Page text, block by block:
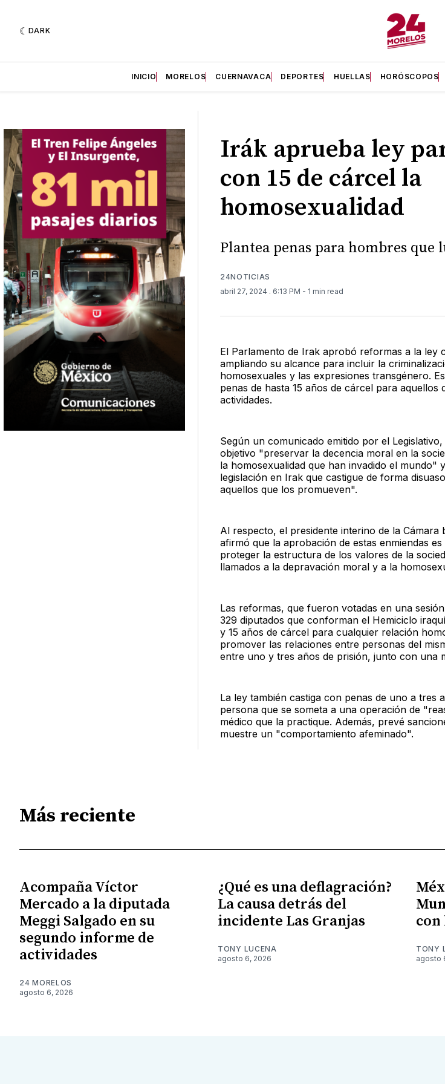
DARK
INICIO MORELOS CUERNAVACA DEPORTES HUELLAS HORÓSCOPOS
Irák aprueba ley
con 15 de cárcel la
homosexualidad
Plantea penas para hombres que
24NOTICIAS
abril 27, 2024 . 6:13 PM - 1 min read
El Parlamento de Irak aprobó reformas a la ley
ampliando su alcance para incluir la
homosexuales y las expresiones transgénero.
penas de hasta 15 años de cárcel para aquellos
actividades.
Según un comunicado emitido por el
objetivo "preservar la decencia moral en la
la homosexualidad que han invadido el mundo"
legislación en Irak que castigue de forma
aquellos que los promueven".
Al respecto, el presidente interino de la Cámara
afirmó que la aprobación de estas enmiendas
proteger la estructura de los valores de la
llamados a la depravación moral y a la
Las reformas, que fueron votadas en una
329 diputados que conforman el Hemiciclo
y 15 años de cárcel para cualquier relación
promover las relaciones entre personas del
entre uno y tres años de prisión, junto con una
La ley también castiga con penas de uno a tres
persona que se someta a una operación de
médico que la practique. Además, prevé
muestre un "comportamiento afeminado".
Más reciente
Acompaña Víctor
Mercado a la diputada
Meggi Salgado en su
segundo informe de
actividades
24 MORELOS
agosto 6, 2026
¿Qué es una deflagración?
La causa detrás del
incidente Las Granjas
TONY LUCENA
agosto 6, 2026
con
TONY
agosto